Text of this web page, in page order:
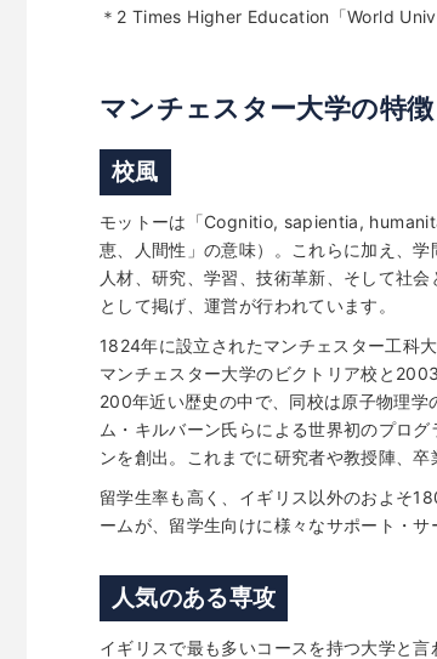
＊2 Times Higher Education「World
マンチェスター大学の特徴
校風
モットーは「Cognitio, sapientia,
恵、人間性」の意味）。これらに加え、
人材、研究、学習、技術革新、そして社
として掲げ、運営が行われています。
1824年に設立されたマンチェスター工科
マンチェスター大学のビクトリア校と
200年近い歴史の中で、同校は原子物理学
ム・キルバーン氏らによる世界初のプロ
ンを創出。これまでに研究者や教授陣、
留学生率も高く、イギリス以外のおよそ
ームが、留学生向けに様々なサポート・サ
人気のある専攻
イギリスで最も多いコースを持つ大学と